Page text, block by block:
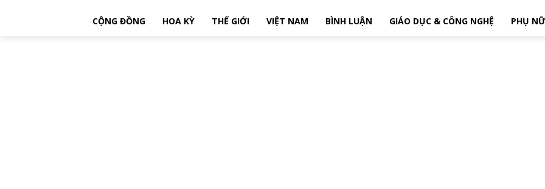
CỘNG ĐỒNG HOA KỲ THẾ GIỚI VIỆT NAM BÌNH LUẬN GIÁO DỤC & CÔNG NGHỆ PHỤ NỮ